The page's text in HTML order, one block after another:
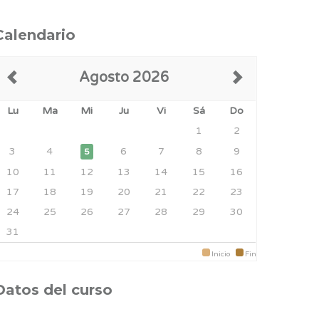
Agosto 2026
Lu Ma Mi Ju Vi Sá
Do
1
2
3
4 5 6 7 8
9
10
11 12 13 14 15
16
17
18 19 20 21 22
23
24
25 26 27 28 29
30
31
Inicio Fin
del curso